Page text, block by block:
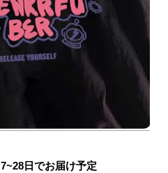
日でお届け予定